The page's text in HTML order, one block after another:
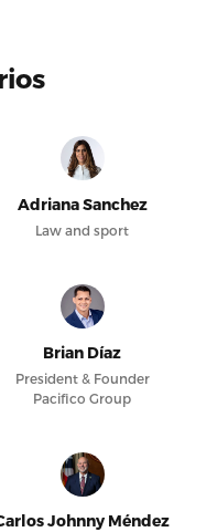
Adriana Sanchez
Law and sport
Brian Díaz
President & Founder
Pacifico Group
Johnny Méndez